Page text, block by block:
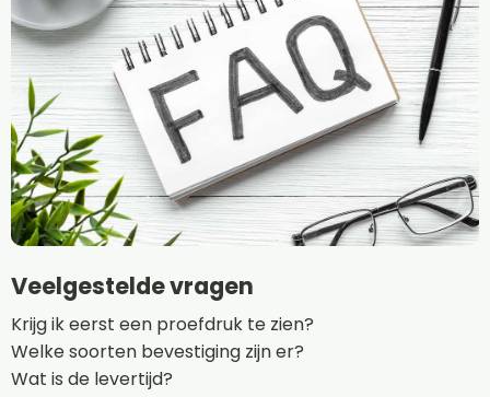
Veelgestelde vragen
Krijg ik eerst een proefdruk te zien?
Welke soorten bevestiging zijn er?
Wat is de levertijd?